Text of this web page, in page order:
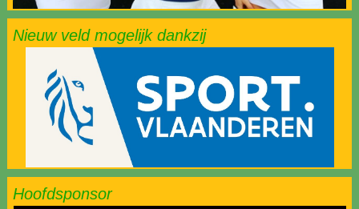
Nieuw veld mogelijk dankzij
Hoofdsponsor